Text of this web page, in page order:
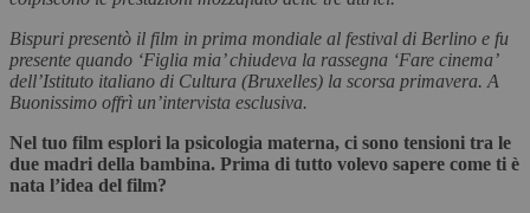
Bispuri presentò il film in prima mondiale al festival di Berlino e fu
presente quando ‘Figlia mia’ chiudeva la rassegna ‘Fare cinema’
dell’Istituto italiano di Cultura (Bruxelles) la scorsa primavera. A
Buonissimo offrì un’intervista esclusiva.
Nel tuo film esplori la psicologia materna, ci sono tensioni tra le
due madri della bambina. Prima di tutto volevo sapere come ti è
nata l’idea del film?